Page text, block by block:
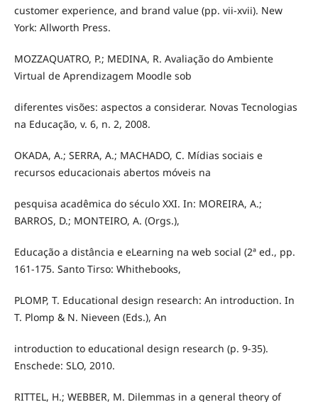
customer experience, and brand value (pp. vii-xvii). New
York: Allworth Press.
MOZZAQUATRO, P.; MEDINA, R. Avaliação do Ambiente
Virtual de Aprendizagem Moodle sob
diferentes visões: aspectos a considerar. Novas Tecnologias
na Educação, v. 6, n. 2, 2008.
OKADA, A.; SERRA, A.; MACHADO, C. Mídias sociais e
recursos educacionais abertos móveis na
pesquisa acadêmica do século XXI. In: MOREIRA, A.;
BARROS, D.; MONTEIRO, A. (Orgs.),
Educação a distância e eLearning na web social (2ª ed., pp.
161-175. Santo Tirso: Whithebooks,
PLOMP, T. Educational design research: An introduction. In
T. Plomp & N. Nieveen (Eds.), An
introduction to educational design research (p. 9-35).
Enschede: SLO, 2010.
RITTEL, H.; WEBBER, M. Dilemmas in a general theory of